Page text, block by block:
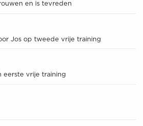
en is tevreden
Jos op tweede vrije training
eerste vrije training